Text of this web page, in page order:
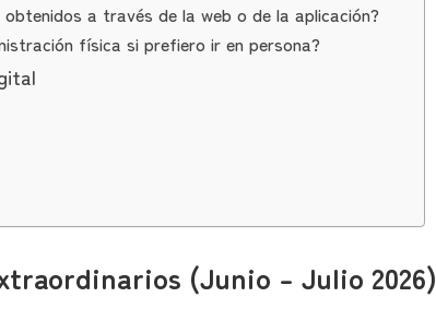
a través de la web o de la aplicación?
física si prefiero ir en persona?
(Junio – Julio 2026)